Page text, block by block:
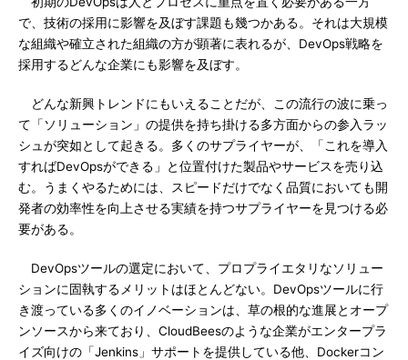
で、技術の採用に影響を及ぼす課題も幾つかある。それは大規模
な組織や確立された組織の方が顕著に表れるが、DevOps戦略を
採用するどんな企業にも影響を及ぼす。
どんな新興トレンドにもいえることだが、この流行の波に乗っ
て「ソリューション」の提供を持ち掛ける多方面からの参入ラッ
シュが突如として起きる。多くのサプライヤーが、「これを導入
すればDevOpsができる」と位置付けた製品やサービスを売り込
む。うまくやるためには、スピードだけでなく品質においても開
発者の効率性を向上させる実績を持つサプライヤーを見つける必
要がある。
DevOpsツールの選定において、プロプライエタリなソリュー
ションに固執するメリットはほとんどない。DevOpsツールに行
き渡っている多くのイノベーションは、草の根的な進展とオープ
ンソースから来ており、CloudBeesのような企業がエンタープラ
イズ向けの「Jenkins」サポートを提供している他、Dockerコン